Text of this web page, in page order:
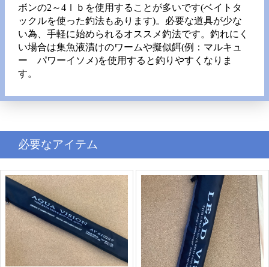
ボンの2～4ｌｂを使用することが多いです(ベイトタ
ックルを使った釣法もあります)。必要な道具が少な
い為、手軽に始められるオススメ釣法です。釣れにく
い場合は集魚液漬けのワームや擬似餌(例：マルキュ
ー パワーイソメ)を使用すると釣りやすくなりま
す。
必要なアイテム